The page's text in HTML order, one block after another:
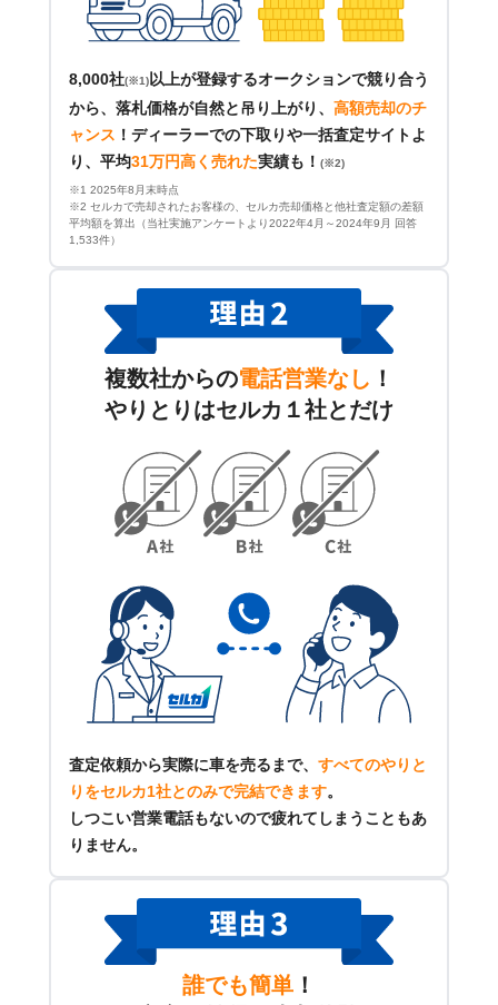
8,000社(※1) 以上が登録するオークションで競り合う
から、落札価格が自然と吊り上がり、 高額売却のチ
ャンス ！ ディーラーでの下取りや一括査定サイトよ
り、平均31万円高く売れた実績も！ (※2)
※1 2025年8月末時点
※2 セルカで売却されたお客様の、セルカ売却価格と他社査定額の差額
平均額を算出（当社実施アンケートより2022年4月～2024年9月 回答
1,533件）
複数社からの電話営業なし ！
やりとりはセルカ１社とだけ
査定依頼から実際に車を売るまで、 すべてのやりと
りをセルカ1社とのみで完結できます。
しつこい営業電話もないので疲れてしまうこともあ
りません。
誰でも簡単 ！